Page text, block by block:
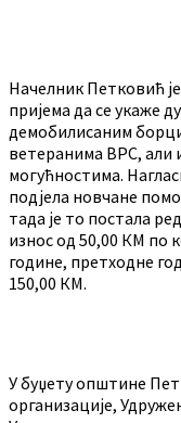
Начелник Петковић
пријема да се укаже
демобилисаним
ветеранима ВРС, али
могућностима.
подјела новчане
тада је то постала
износ од 50,00 КМ по
године, претходне
150,00 КМ.
У буџету општине
организације,